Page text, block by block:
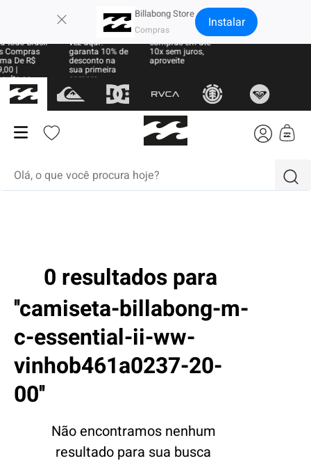
Billabong Store Instalar
todo Brasil
Compras
De R$
|
as
Sua primeira
vez aqui?
garanta 10% de
desconto na
sua primeira
compra
Parcele suas
compras em até
10x sem juros,
aproveite
0 resultados para
camiseta-billabong-m-
c-essential-ii-ww-
vinhob461a0237-20-
00
Não encontramos nenhum
resultado para sua busca
regata
4º
boné
5º
camiseta
6º
bermuda
7º
jaqueta
mochila